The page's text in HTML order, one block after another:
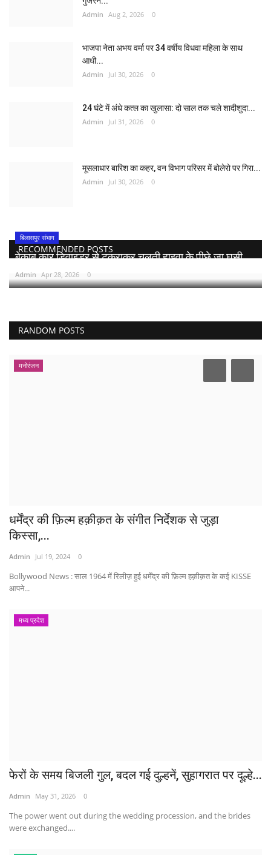
Admin Aug 2, 2026 0
भाजपा नेता अभय वर्मा पर 34 वर्षीय विधवा महिला के साथ
आधी...
Admin Jul 30, 2026 0
24 घंटे में अंधे कत्ल का खुलासा: दो साल तक चले शादीशुदा...
Admin Jul 31, 2026 0
मूसलाधार बारिश का कहर, वन विभाग परिसर में बोलेरो पर गिरा...
Admin Jul 30, 2026 0
RECOMMENDED POSTS
बिलासपुर संभाग
बेकाबू कार डिवाइडर से टकराकर चलती हाइवा के पीछे जा घुसी,...
Admin Apr 28, 2026 0
RANDOM POSTS
मनोरंजन
धर्मेंद्र की फ़िल्म हक़ीक़त के संगीत निर्देशक से जुड़ा
किस्सा,...
Admin Jul 19, 2024 0
Bollywood News : साल 1964 में रिलीज़ हुई धर्मेंद्र की फ़िल्म हक़ीक़त के कई KISSE
आपने...
मध्य प्रदेश
फेरों के समय बिजली गुल, बदल गई दुल्हनें, सुहागरात पर दूल्हे...
Admin May 31, 2026 0
The power went out during the wedding procession, and the brides
were exchanged....